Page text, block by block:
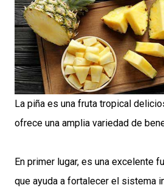
La piña es una fruta tropical
ofrece una amplia variedad de
En primer lugar, es una excelente
que ayuda a fortalecer el sistema